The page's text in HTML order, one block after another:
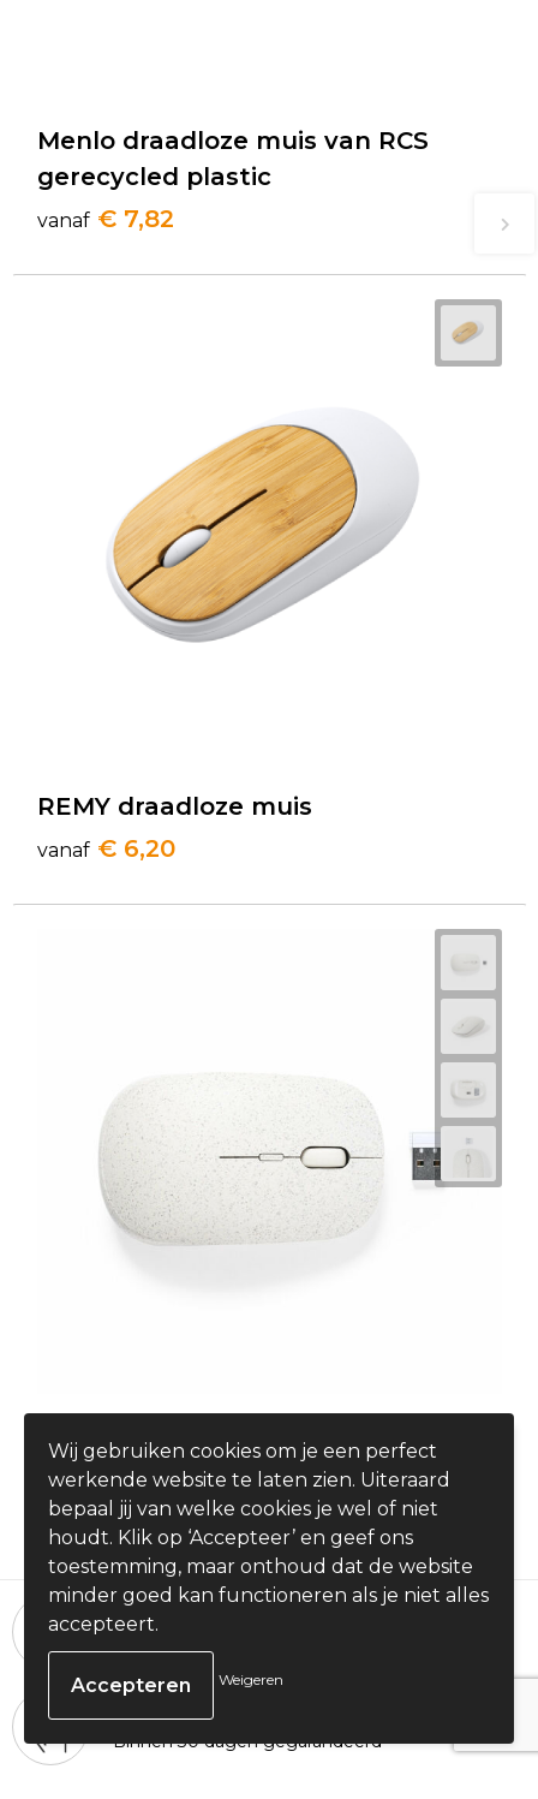
Menlo draadloze muis van RCS
gerecycled plastic
vanaf € 7,82
REMY draadloze muis
vanaf € 6,20
Muis Estiky
vanaf € 4,50
24 uur per dag, 7 dagen per week
Bestellingen plaatsen
100% Tevredenheid
Binnen 30 dagen gegarandeerd
Wij gebruiken cookies om je een perfect
werkende website te laten zien. Uiteraard
bepaal jij van welke cookies je wel of niet
houdt. Klik op ‘Accepteer’ en geef ons
toestemming, maar onthoud dat de website
minder goed kan functioneren als je niet alles
accepteert.
Weigeren